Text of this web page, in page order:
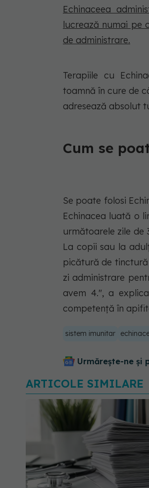
Echinaceea
lucrează numai pe
de administrare.
Terapiile cu
toamnă în cure de
adresează absolut
Cum se
Se poate folosi
Echinacea luată o
următoarele zile
La copii sau la
picătură de
zi administrare
avem 4.", a
competență în
sistem imunitar
Urmărește-ne și
ARTICOLE SIMILARE